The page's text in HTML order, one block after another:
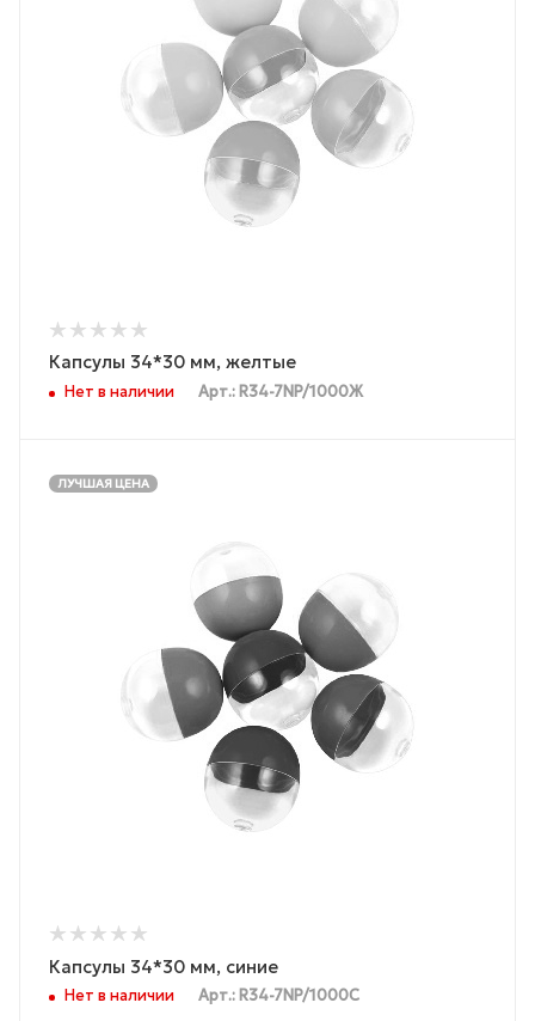
Капсулы 34*30 мм, желтые
Нет в наличии Арт.: R34-7NP/1000Ж
ЛУЧШАЯ ЦЕНА
Капсулы 34*30 мм, синие
Нет в наличии Арт.: R34-7NP/1000С